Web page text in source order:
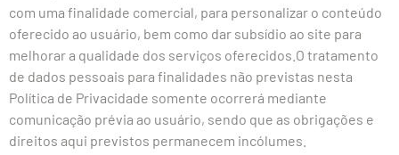
com uma finalidade comercial, para personalizar o conteúdo
oferecido ao usuário, bem como dar subsídio ao site para
melhorar a qualidade dos serviços oferecidos.O tratamento
de dados pessoais para finalidades não previstas nesta
Política de Privacidade somente ocorrerá mediante
comunicação prévia ao usuário, sendo que as obrigações e
direitos aqui previstos permanecem incólumes.